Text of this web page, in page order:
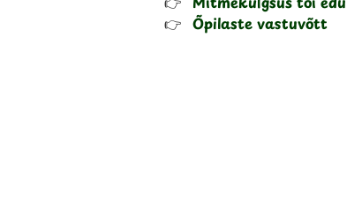
Õpilaste vastuvõtt